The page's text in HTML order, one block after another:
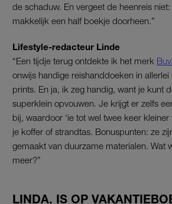
de schaduw. En vergeet de heenreis
makkelijk een half boekje doorheen.”
Lifestyle-redacteur Linde
“Een tijdje terug ontdekte ik het merk
onwijs handige reishanddoeken in allerlei
prints. En ja, ik zeg handig, want je kunt
superklein opvouwen. Je krijgt er zelfs
bij, waardoor ‘ie tot wel twee keer
je koffer of strandtas. Bonuspunten: ze
gemaakt van duurzame materialen. Wat
meer?”
LINDA. IS OP